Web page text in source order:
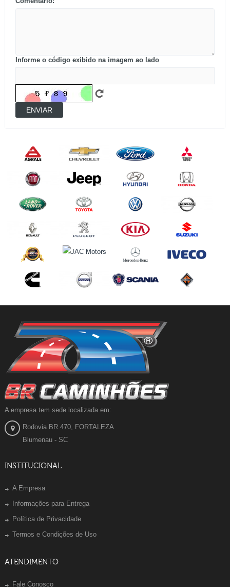
Informe o código exibido na imagem ao lado
ENVIAR
A empresa tem sede localizada em:
Rodovia BR 470, FORTALEZA
Blumenau - SC
INSTITUCIONAL
A Empresa
Informações para Entrega
Política de Privacidade
Termos e Condições de Uso
ATENDIMENTO
Fale Conosco